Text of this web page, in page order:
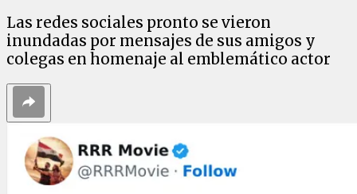
Las redes sociales pronto se vieron
inundadas por mensajes de sus amigos y
colegas en homenaje al emblemático actor